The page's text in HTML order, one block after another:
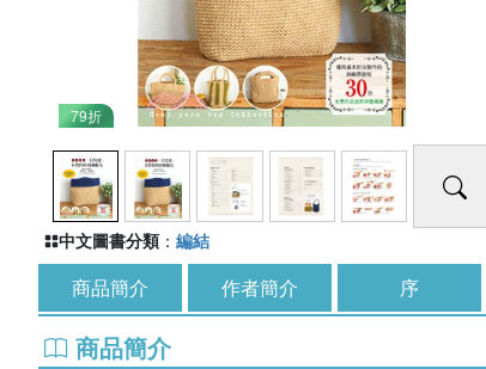
79折
中文圖書分類 ： 編結
商品簡介 作者簡介 序
商品簡介